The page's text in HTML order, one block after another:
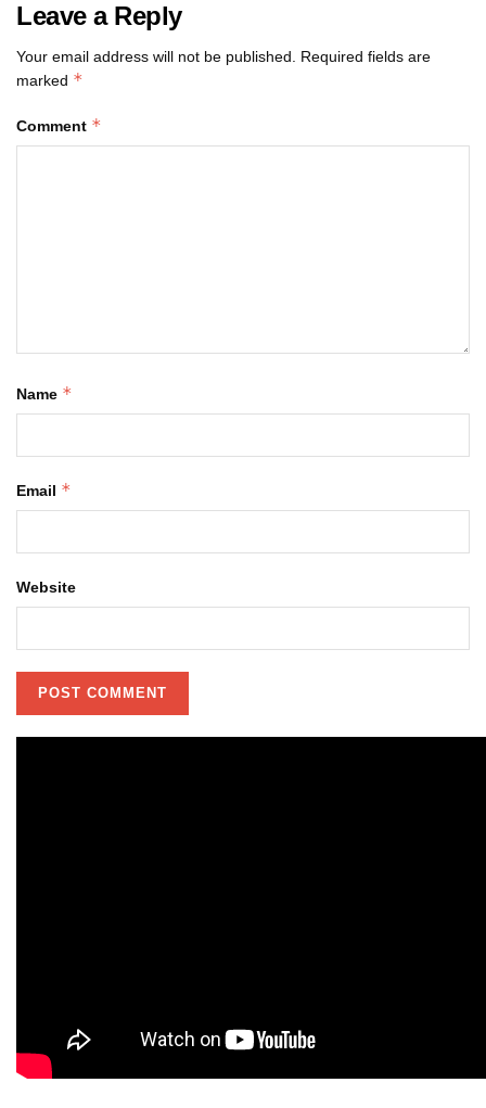
Leave a Reply
Your email address will not be published. Required fields are
marked *
Comment *
Name *
Email *
Website